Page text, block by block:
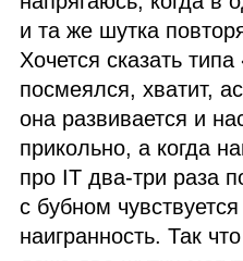
и та же шутка
Хочется сказать
посмеялся, хватит,
она развивается и
прикольно, а когда
про IT два‑три раза
с бубном чувствуется
наигранность. Так